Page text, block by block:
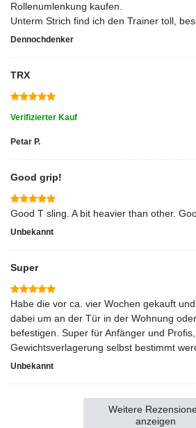
Rollenumlenkung kaufen.
Unterm Strich find ich den Trainer toll,
Dennochdenker
TRX
Verifizierter Kauf
Petar P.
Good grip!
Good T sling. A bit heavier than other.
Unbekannt
Super
Habe die vor ca. vier Wochen gekauft
dabei um an der Tür in der Wohnung
befestigen. Super für Anfänger und
Gewichtsverlagerung selbst bestimmt
Unbekannt
Weitere
anzeigen